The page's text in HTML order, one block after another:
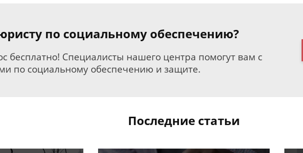
по социальному обеспечению?
бесплатно! Специалисты нашего центра помогут вам с
по социальному обеспечению и защите.
Последние статьи